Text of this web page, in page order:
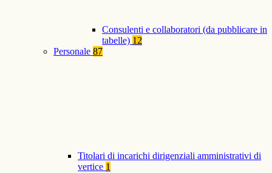
Consulenti e collaboratori (da pubblicare in
tabelle) 12
Personale 87
Titolari di incarichi dirigenziali amministrativi di
vertice 1